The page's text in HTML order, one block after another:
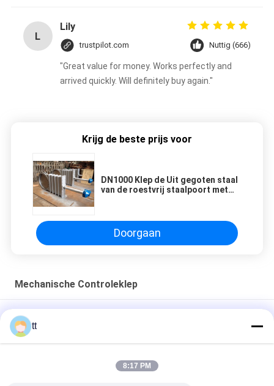
L
Lily
trustpilot.com Nuttig (666)
"Great value for money. Works perfectly and
arrived quickly. Will definitely buy again."
Krijg de beste prijs voor
DN1000 Klep de Uit gegoten staal
van de roestvrij staalpoort met
Doorgaan
Mechanische Controleklep
AC Hoge Machts Metallurgisch Materiaal met Hydraulisch
Post/Controlekleppensysteem, 0.5T - 125T
tt
8:17 PM